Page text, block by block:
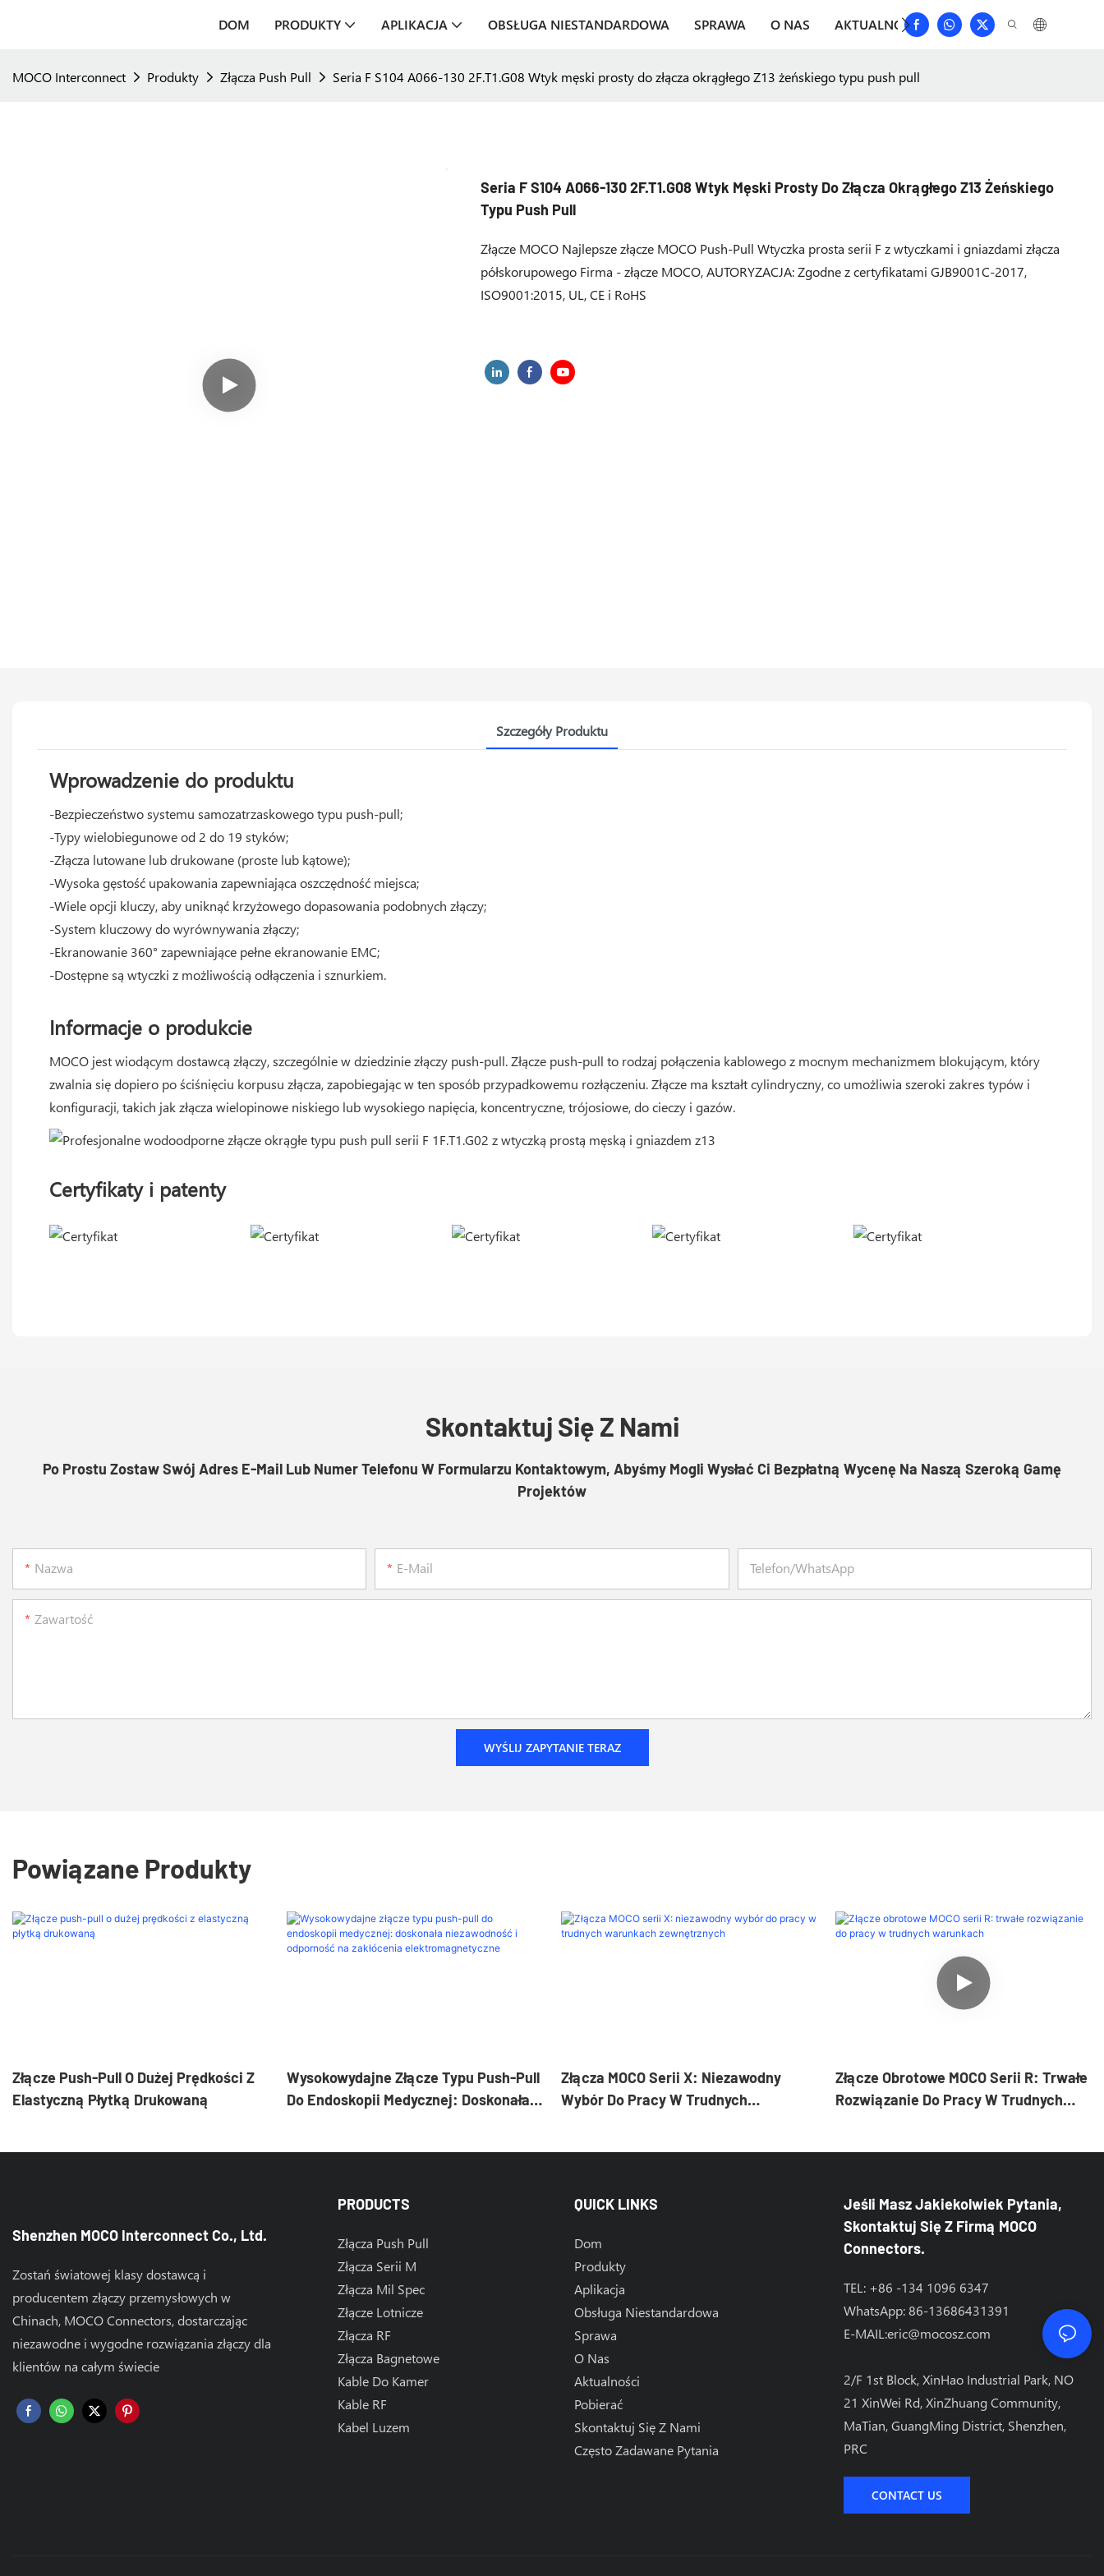
DOM PRODUKTY APLIKACJA OBSŁUGA NIESTANDARDOWA SPRAWA O NAS AKTUALNOŚCI POBIERAĆ
MOCO Interconnect Produkty Złącza Push Pull Seria F S104 A066-130 2F.T1.G08 Wtyk męski prosty do złącza okrągłego Z13 żeńskiego typu push pull
Seria F S104 A066-130 2F.T1.G08 Wtyk Męski Prosty Do Złącza Okrągłego Z13 Żeńskiego
Typu Push Pull
Złącze MOCO Najlepsze złącze MOCO Push-Pull Wtyczka prosta serii F z wtyczkami i gniazdami złącza
półskorupowego Firma - złącze MOCO, AUTORYZACJA: Zgodne z certyfikatami GJB9001C-2017,
ISO9001:2015, UL, CE i RoHS
Szczegóły Produktu
Wprowadzenie do produktu
-Bezpieczeństwo systemu samozatrzaskowego typu push-pull;
-Typy wielobiegunowe od 2 do 19 styków;
-Złącza lutowane lub drukowane (proste lub kątowe);
-Wysoka gęstość upakowania zapewniająca oszczędność miejsca;
-Wiele opcji kluczy, aby uniknąć krzyżowego dopasowania podobnych złączy;
-System kluczowy do wyrównywania złączy;
-Ekranowanie 360° zapewniające pełne ekranowanie EMC;
-Dostępne są wtyczki z możliwością odłączenia i sznurkiem.
Informacje o produkcie
MOCO jest wiodącym dostawcą złączy, szczególnie w dziedzinie złączy push-pull. Złącze push-pull to rodzaj połączenia kablowego z mocnym mechanizmem blokującym, który
zwalnia się dopiero po ściśnięciu korpusu złącza, zapobiegając w ten sposób przypadkowemu rozłączeniu. Złącze ma kształt cylindryczny, co umożliwia szeroki zakres typów i
konfiguracji, takich jak złącza wielopinowe niskiego lub wysokiego napięcia, koncentryczne, trójosiowe, do cieczy i gazów.
Certyfikaty i patenty
Skontaktuj Się Z Nami
Po Prostu Zostaw Swój Adres E-Mail Lub Numer Telefonu W Formularzu Kontaktowym, Abyśmy Mogli Wysłać Ci Bezpłatną Wycenę Na Naszą Szeroką Gamę
Projektów
Nazwa E-Mail Telefon/WhatsApp
Zawartość
WYŚLIJ ZAPYTANIE TERAZ
Powiązane Produkty
Złącze Push-Pull O Dużej Prędkości Z
Elastyczną Płytką Drukowaną
Wysokowydajne Złącze Typu Push-Pull
Do Endoskopii Medycznej: Doskonała
Złącza MOCO Serii X: Niezawodny
Wybór Do Pracy W Trudnych
Złącze Obrotowe MOCO Serii R: Trwałe
Rozwiązanie Do Pracy W Trudnych
Shenzhen MOCO Interconnect Co., Ltd.
Zostań światowej klasy dostawcą i
producentem złączy przemysłowych w
Chinach, MOCO Connectors, dostarczając
niezawodne i wygodne rozwiązania złączy dla
klientów na całym świecie
PRODUCTS
Złącza Push Pull
Złącza Serii M
Złącza Mil Spec
Złącze Lotnicze
Złącza RF
Złącza Bagnetowe
Kable Do Kamer
Kable RF
Kabel Luzem
QUICK LINKS
Dom
Produkty
Aplikacja
Obsługa Niestandardowa
Sprawa
O Nas
Aktualności
Pobierać
Skontaktuj Się Z Nami
Często Zadawane Pytania
Jeśli Masz Jakiekolwiek Pytania,
Skontaktuj Się Z Firmą MOCO
Connectors.
TEL: +86 -134 1096 6347
WhatsApp: 86-13686431391
E-MAIL:eric@mocosz.com
2/F 1st Block, XinHao Industrial Park, NO
21 XinWei Rd, XinZhuang Community,
MaTian, ​​GuangMing District, Shenzhen,
PRC
CONTACT US